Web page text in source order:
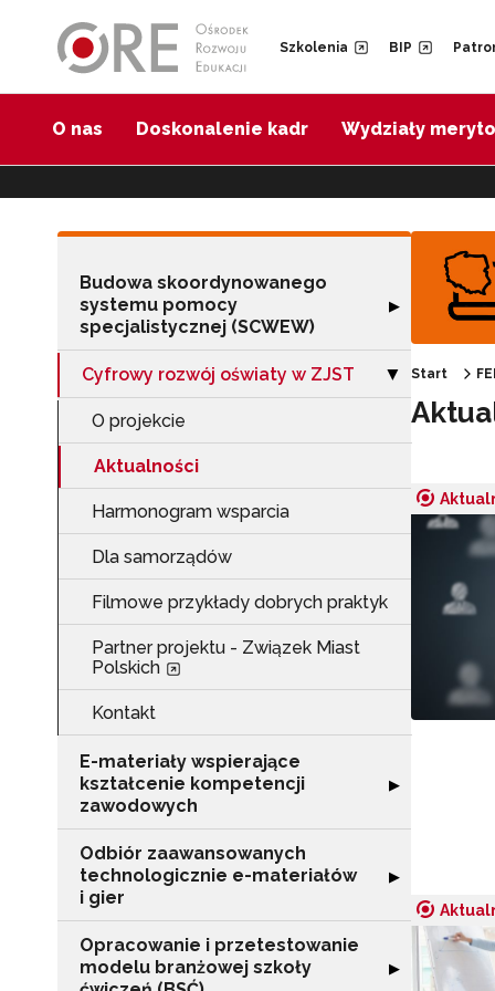
Szkolenia BIP
O nas Doskonalenie kadr Wydziały
Budowa skoordynowanego
systemu pomocy
specjalistycznej (SCWEW)
Rozwiń sekcję
▶
Cyfrowy rozwój oświaty w ZJST Zwiń sekcję
▶
O projekcie
Aktualności
Harmonogram wsparcia
Dla samorządów
Filmowe przykłady dobrych praktyk
Partner projektu - Związek Miast
Polskich
Kontakt
E-materiały wspierające
kształcenie kompetencji
zawodowych
Rozwiń sekcję
▶
Odbiór zaawansowanych
technologicznie e-materiałów
i gier
Rozwiń sekcję
▶
Opracowanie i przetestowanie
modelu branżowej szkoły
Rozwiń sekcję
▶
Start